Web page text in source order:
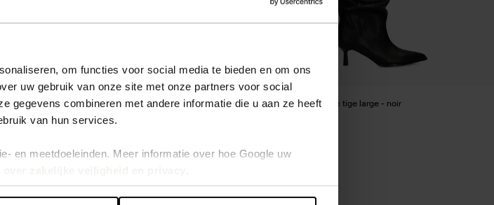
om functies voor social media te bieden en om ons
uw gebruik van onze site met onze partners voor social
gegevens combineren met andere informatie die u aan ze heeft
van hun services.
en meetdoeleinden. Meer informatie over hoe Google uw
Escarpins avec imprimé serpent Bottes hautes avec tige large - noir